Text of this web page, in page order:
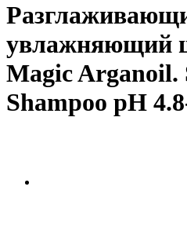
увлажняющий
Magic Arganoil.
Shampoo pH